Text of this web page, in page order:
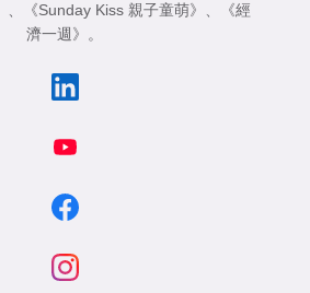
、 《Sunday Kiss 親子童萌》 、
《經
濟一週》 。